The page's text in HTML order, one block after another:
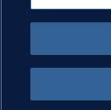
AJUSTAR LA
Copyright © 1994 - 2026